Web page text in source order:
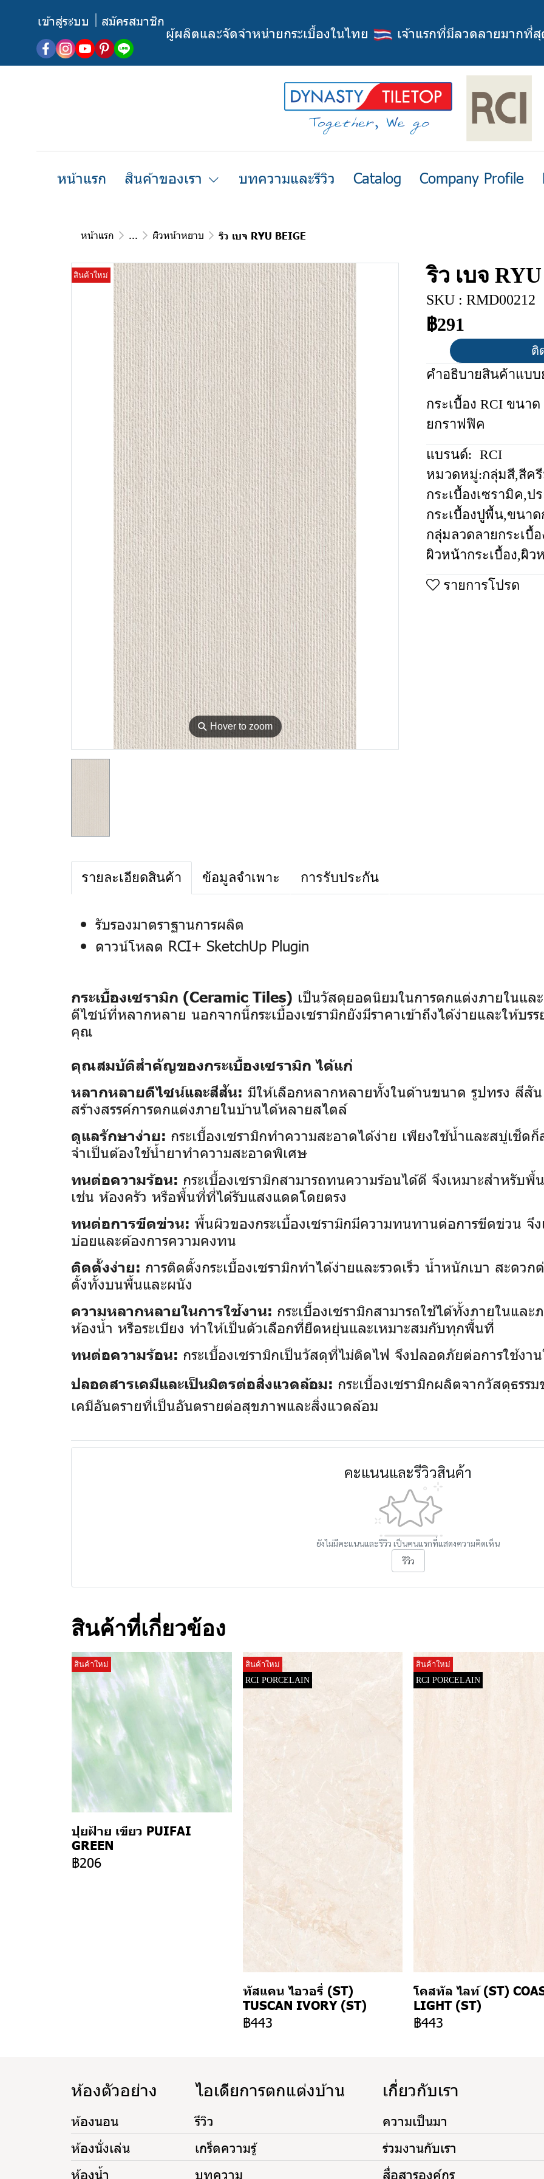
เข้าสู่ระบบ สมัครสมาชิก
ผู้ผลิตและจัดจำหน่ายกระเบื้องในไทย เจ้าแรกที่มีลวดลายมากที่
หน้าแรก สินค้าของเรา บทความและรีวิว Catalog Company Profile
หน้าแรก ... ผิวหน้าหยาบ ริว เบจ RYU BEIGE
⚲ Hover to zoom
สินค้าใหม่ ริว เบจ
SKU : RMD00212
฿291
ติ
คำอธิบายสินค้าแบบ
กระเบื้อง RCI ขนา
ยกราฟฟิค
แบรนด์: RCI
หมวดหมู่:กลุ่มสี,สีค
กระเบื้องเซรามิค,ป
กระเบื้องปูพื้น,ขนาด
กลุ่มลวดลายกระเบื้อ
ผิวหน้ากระเบื้อง,ผิว
รายการโปรด
รายละเอียดสินค้า ข้อมูลจำเพาะ การรับประกัน
รับรองมาตราฐานการผลิต
ดาวน์โหลด RCI+ SketchUp Plugin
กระเบื้องเซรามิก (Ceramic Tiles) เป็นวัสดุยอดนิยมในการตกแต่งภายในแ
ดีไซน์ที่หลากหลาย นอกจากนี้กระเบื้องเซรามิกยังมีราคาเข้าถึงได้ง่ายและให้บร
คุณ
คุณสมบัติสำคัญของกระเบื้องเซรามิก ได้แก่
หลากหลายดีไซน์และสีสัน: มีให้เลือกหลากหลายทั้งในด้านขนาด รูปทรง สีสั
สร้างสรรค์การตกแต่งภายในบ้านได้หลายสไตล์
ดูแลรักษาง่าย: กระเบื้องเซรามิกทำความสะอาดได้ง่าย เพียงใช้น้ำและสบู่เช็ด
จำเป็นต้องใช้น้ำยาทำความสะอาดพิเศษ
ทนต่อความร้อน: กระเบื้องเซรามิกสามารถทนความร้อนได้ดี จึงเหมาะสำหรั
เช่น ห้องครัว หรือพื้นที่ที่ได้รับแสงแดดโดยตรง
ทนต่อการขีดข่วน: พื้นผิวของกระเบื้องเซรามิกมีความทนทานต่อการขีดข่วน จึ
บ่อยและต้องการความคงทน
ติดตั้งง่าย: การติดตั้งกระเบื้องเซรามิกทำได้ง่ายและรวดเร็ว น้ำหนักเบา สะดว
ตั้งทั้งบนพื้นและผนัง
ความหลากหลายในการใช้งาน: กระเบื้องเซรามิกสามารถใช้ได้ทั้งภายในแล
ห้องน้ำ หรือระเบียง ทำให้เป็นตัวเลือกที่ยืดหยุ่นและเหมาะสมกับทุกพื้นที่
ทนต่อความร้อน: กระเบื้องเซรามิกเป็นวัสดุที่ไม่ติดไฟ จึงปลอดภัยต่อการใช้ง
ปลอดสารเคมีและเป็นมิตรต่อสิ่งแวดล้อม: กระเบื้องเซรามิกผลิตจากวัสดุธร
เคมีอันตรายที่เป็นอันตรายต่อสุขภาพและสิ่งแวดล้อม
คะแนนและรีวิวสินค้า
ยังไม่มีคะแนนและรีวิว เป็นคนแรกที่แสดงความคิดเห็น
รีวิว
สินค้าที่เกี่ยวข้อง
สินค้าใหม่
ปุยฝ้าย เขียว PUIFAI
GREEN
฿206
สินค้าใหม่
RCI PORCELAIN
ทัสแคน ไอวอรี่ (ST)
TUSCAN IVORY (ST)
฿443
สินค้าใหม่
RCI PORCELAIN
โคสทัล ไลท์ (ST)
LIGHT (ST)
฿443
ห้องตัวอย่าง
ห้องนอน
ห้องนั่งเล่น
ห้องน้ำ
ไอเดียการตกแต่งบ้าน
รีวิว
เกร็ดความรู้
บทความ
เกี่ยวกับเรา
ความเป็นมา
ร่วมงานกับเรา
สื่อสารองค์กร